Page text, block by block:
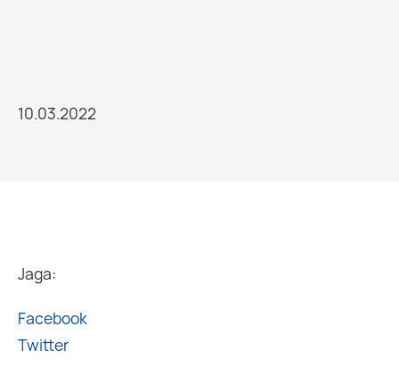
10.03.2022
Jaga:
Facebook
Twitter